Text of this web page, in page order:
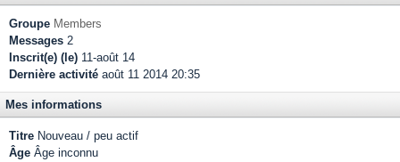
Groupe Members
Messages 2
Inscrit(e) (le) 11-août 14
Dernière activité août 11 2014 20:35
Mes informations
Titre Nouveau / peu actif
Âge Âge inconnu